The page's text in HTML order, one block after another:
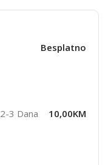
Besplatno
2-3 Dana 10,00KM